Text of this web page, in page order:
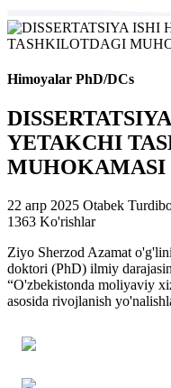
Himoyalar PhD/DCs
YETAKCHI
MUHOKAMASI
22 апр 2025 Otabek
1363 Ko'rishlar
Ziyo Sherzod Azamat
doktori (PhD) ilmiy
“O'zbekistonda moliyaviy
asosida rivojlanish